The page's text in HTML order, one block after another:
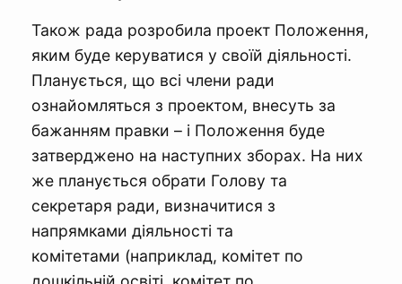
Також рада розробила проект Положення,
яким буде керуватися у своїй діяльності.
Планується, що всі члени ради
ознайомляться з проектом, внесуть за
бажанням правки – і Положення буде
затверджено на наступних зборах. На них
же планується обрати Голову та
секретаря ради, визначитися з
напрямками діяльності та
комітетами (наприклад, комітет по